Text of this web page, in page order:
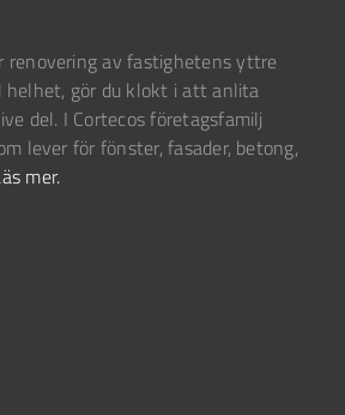
renovering av fastighetens yttre
helhet, gör du klokt i att anlita
del. I Cortecos företagsfamilj
lever för fönster, fasader, betong,
mer.